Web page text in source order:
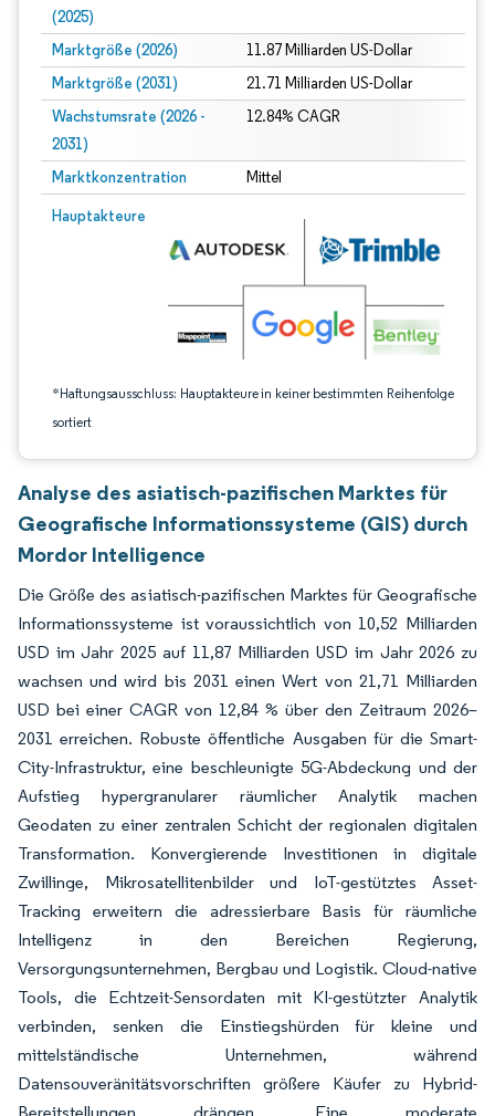
(2025)
Marktgröße (2026) 11.87 Milliarden US-Dollar
Marktgröße (2031) 21.71 Milliarden US-Dollar
Wachstumsrate (2026 -
2031)
12.84% CAGR
Marktkonzentration Mittel
Hauptakteure
*Haftungsausschluss: Hauptakteure in keiner bestimmten Reihenfolge
sortiert
Bild © Mordor Intelligence. Wiederverwendung erfordert Namensnennung
Analyse des asiatisch-pazifischen Marktes für
Geografische Informationssysteme (GIS) durch
Mordor Intelligence
Die Größe des asiatisch-pazifischen Marktes für Geografische
Informationssysteme ist voraussichtlich von 10,52 Milliarden
USD im Jahr 2025 auf 11,87 Milliarden USD im Jahr 2026 zu
wachsen und wird bis 2031 einen Wert von 21,71 Milliarden
USD bei einer CAGR von 12,84 % über den Zeitraum 2026–
2031 erreichen. Robuste öffentliche Ausgaben für die Smart-
City-Infrastruktur, eine beschleunigte 5G-Abdeckung und der
Aufstieg hypergranularer räumlicher Analytik machen
Geodaten zu einer zentralen Schicht der regionalen digitalen
Transformation. Konvergierende Investitionen in digitale
Zwillinge, Mikrosatellitenbilder und IoT-gestütztes Asset-
Tracking erweitern die adressierbare Basis für räumliche
Intelligenz in den Bereichen Regierung,
Versorgungsunternehmen, Bergbau und Logistik. Cloud-native
Tools, die Echtzeit-Sensordaten mit KI-gestützter Analytik
verbinden, senken die Einstiegshürden für kleine und
mittelständische Unternehmen, während
Datensouveränitätsvorschriften größere Käufer zu Hybrid-